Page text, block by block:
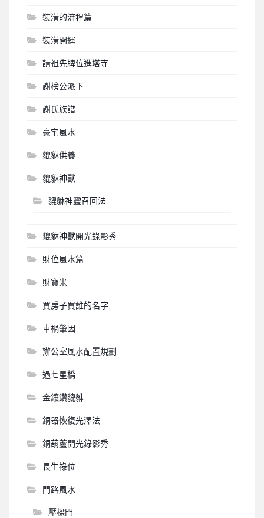
裝潢的流程篇
裝潢開運
請祖先牌位進塔寺
謝榜公派下
謝氏族譜
豪宅風水
貔貅供養
貔貅神獸
貔貅神靈召回法
貔貅神獸開光錄影秀
財位風水篇
財寶米
買房子買誰的名字
車禍肇因
辦公室風水配置規劃
過七星橋
金鑲鑽貔貅
銅器恢復光澤法
銅葫蘆開光錄影秀
長生祿位
門路風水
壓樑門